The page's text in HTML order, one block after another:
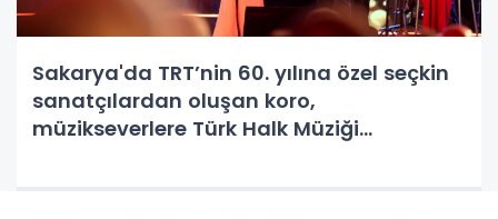
Sakarya'da TRT’nin 60. yılına özel seçkin
sanatçılardan oluşan koro,
müzikseverlere Türk Halk Müziği